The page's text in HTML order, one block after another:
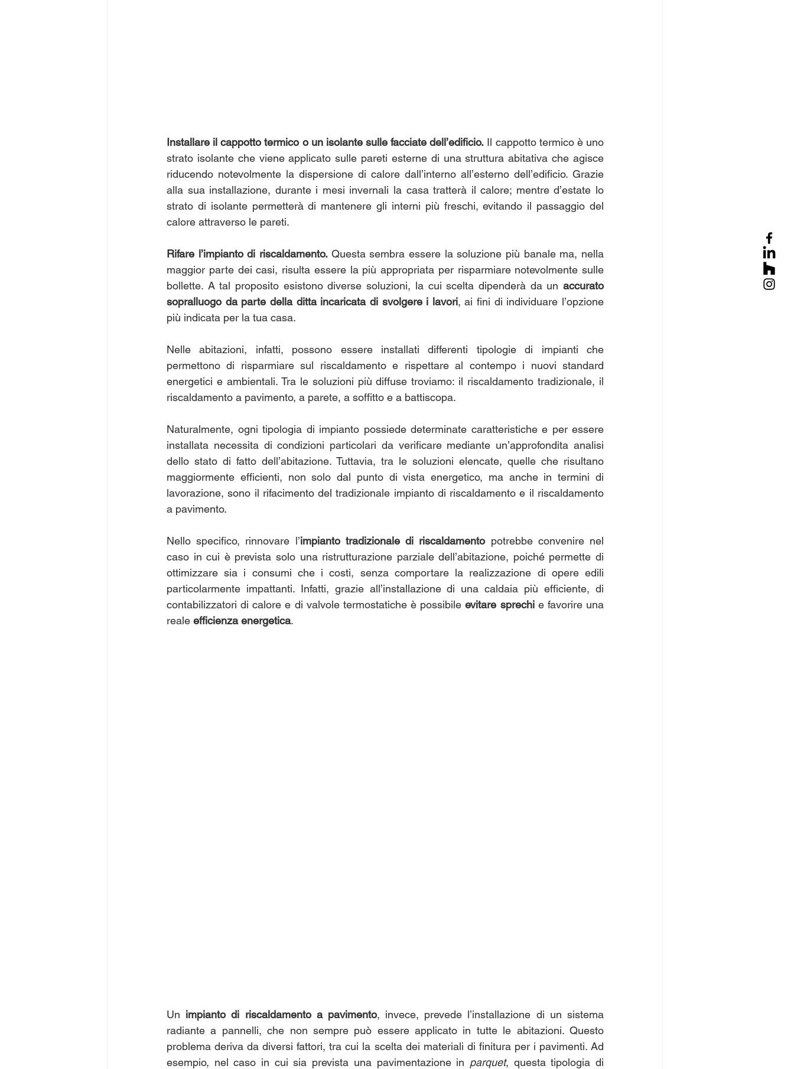
Installare il cappotto termico o un isolante sulle facciate dell’edificio. Il cappotto termico è uno
strato isolante che viene applicato sulle pareti esterne di una struttura abitativa che agisce
riducendo notevolmente la dispersione di calore dall’interno all’esterno dell’edificio. Grazie
alla sua installazione, durante i mesi invernali la casa tratterà il calore; mentre d’estate lo
strato di isolante permetterà di mantenere gli interni più freschi, evitando il passaggio del
calore attraverso le pareti.
Rifare l’impianto di riscaldamento. Questa sembra essere la soluzione più banale ma, nella
maggior parte dei casi, risulta essere la più appropriata per risparmiare notevolmente sulle
bollette. A tal proposito esistono diverse soluzioni, la cui scelta dipenderà da un accurato
sopralluogo da parte della ditta incaricata di svolgere i lavori, ai fini di individuare l’opzione
più indicata per la tua casa.
Nelle abitazioni, infatti, possono essere installati differenti tipologie di impianti che
permettono di risparmiare sul riscaldamento e rispettare al contempo i nuovi standard
energetici e ambientali. Tra le soluzioni più diffuse troviamo: il riscaldamento tradizionale, il
riscaldamento a pavimento, a parete, a soffitto e a battiscopa.
Naturalmente, ogni tipologia di impianto possiede determinate caratteristiche e per essere
installata necessita di condizioni particolari da verificare mediante un’approfondita analisi
dello stato di fatto dell’abitazione. Tuttavia, tra le soluzioni elencate, quelle che risultano
maggiormente efficienti, non solo dal punto di vista energetico, ma anche in termini di
lavorazione, sono il rifacimento del tradizionale impianto di riscaldamento e il riscaldamento
a pavimento.
Nello specifico, rinnovare l’impianto tradizionale di riscaldamento potrebbe convenire nel
caso in cui è prevista solo una ristrutturazione parziale dell’abitazione, poiché permette di
ottimizzare sia i consumi che i costi, senza comportare la realizzazione di opere edili
particolarmente impattanti. Infatti, grazie all’installazione di una caldaia più efficiente, di
contabilizzatori di calore e di valvole termostatiche è possibile evitare sprechi e favorire una
reale efficienza energetica.
Un impianto di riscaldamento a pavimento, invece, prevede l’installazione di un sistema
radiante a pannelli, che non sempre può essere applicato in tutte le abitazioni. Questo
problema deriva da diversi fattori, tra cui la scelta dei materiali di finitura per i pavimenti. Ad
esempio, nel caso in cui sia prevista una pavimentazione in parquet, questa tipologia di